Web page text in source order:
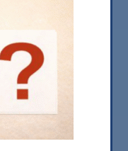
🍀火曜日の開運